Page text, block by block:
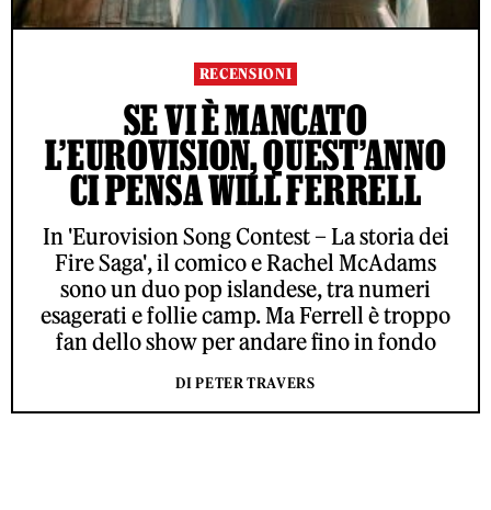
RECENSIONI
SE VI È MANCATO
L’EUROVISION, QUEST’ANNO
CI PENSA WILL FERRELL
In 'Eurovision Song Contest – La storia dei
Fire Saga', il comico e Rachel McAdams
sono un duo pop islandese, tra numeri
esagerati e follie camp. Ma Ferrell è troppo
fan dello show per andare fino in fondo
DI PETER TRAVERS